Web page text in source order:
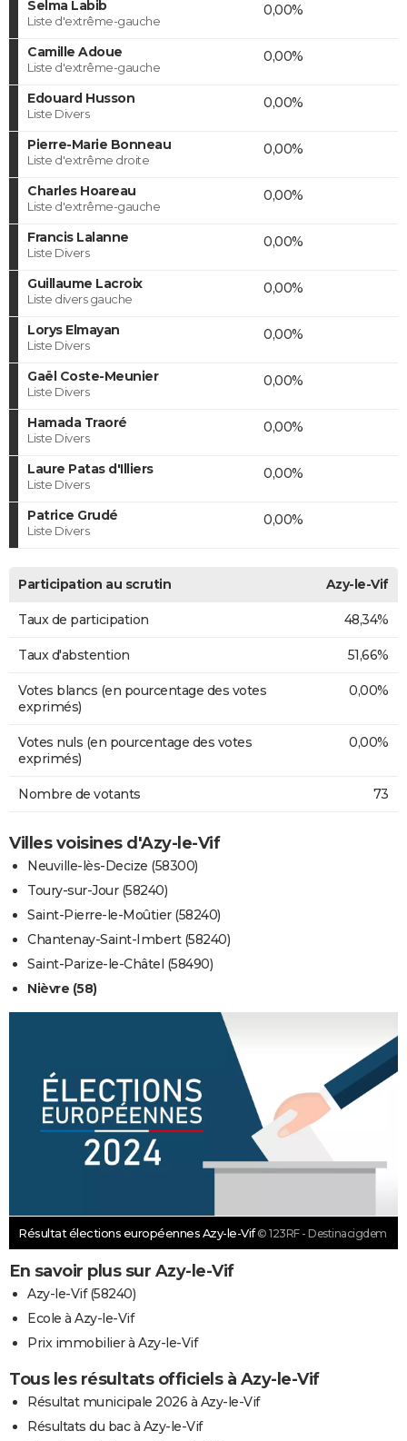
Selma Labib
Liste d'extrême-gauche
0,00%
Camille Adoue
Liste d'extrême-gauche
0,00%
Edouard Husson
Liste Divers
0,00%
Pierre-Marie Bonneau
Liste d'extrême droite
0,00%
Charles Hoareau
Liste d'extrême-gauche
0,00%
Francis Lalanne
Liste Divers
0,00%
Guillaume Lacroix
Liste divers gauche
0,00%
Lorys Elmayan
Liste Divers
0,00%
Gaël Coste-Meunier
Liste Divers
0,00%
Hamada Traoré
Liste Divers
0,00%
Laure Patas d'Illiers
Liste Divers
0,00%
Patrice Grudé
Liste Divers
0,00%
Participation au scrutin Azy-le-Vif
Taux de participation 48,34%
Taux d'abstention 51,66%
Votes blancs (en pourcentage des votes
exprimés)
0,00%
Votes nuls (en pourcentage des votes
exprimés)
0,00%
Nombre de votants 73
Villes voisines d'Azy-le-Vif
Neuville-lès-Decize (58300)
Toury-sur-Jour (58240)
Saint-Pierre-le-Moûtier (58240)
Chantenay-Saint-Imbert (58240)
Saint-Parize-le-Châtel (58490)
Nièvre (58)
Résultat élections européennes Azy-le-Vif© 123RF - Destinacigdem
En savoir plus sur Azy-le-Vif
Azy-le-Vif (58240)
Ecole à Azy-le-Vif
Prix immobilier à Azy-le-Vif
Tous les résultats officiels à Azy-le-Vif
Résultat municipale 2026 à Azy-le-Vif
Résultats du bac à Azy-le-Vif